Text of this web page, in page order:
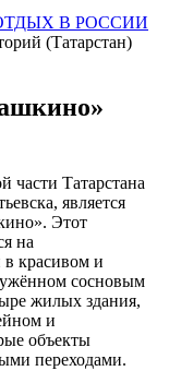
В РОССИИ
(Татарстан)
части Татарстана
является
Этот
на
в красивом и
сосновым
жилых здания,
и
объекты
переходами.